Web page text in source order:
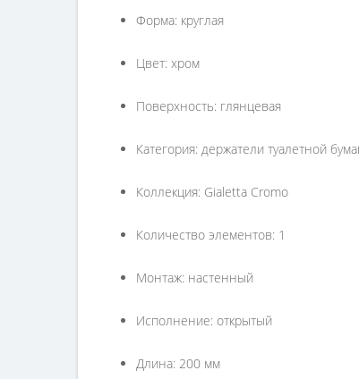
Форма: круглая
Цвет: хром
Поверхность: глянцевая
Категория: держатели туалетной
Коллекция: Gialetta Cromo
Количество элементов: 1
Монтаж: настенный
Исполнение: открытый
Длина: 200 мм